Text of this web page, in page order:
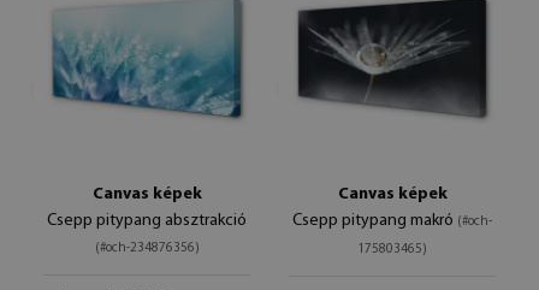
Canvas képek
Csepp pitypang absztrakció
(#och-234876356)
Canvas képek
Csepp pitypang makró (#och-
175803465)